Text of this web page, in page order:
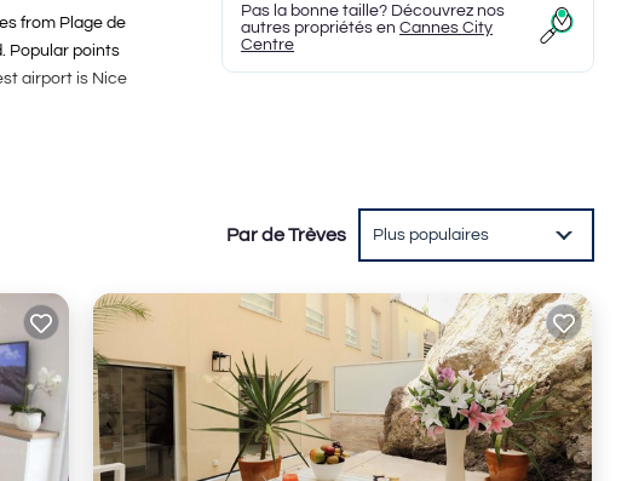
from Plage de
Popular points
airport is Nice
surely love it.
details were
“accurate”. If
Pas la bonne taille? Découvrez nos
autres propriétés en Cannes City
Centre
Par de Trèves Plus populaires